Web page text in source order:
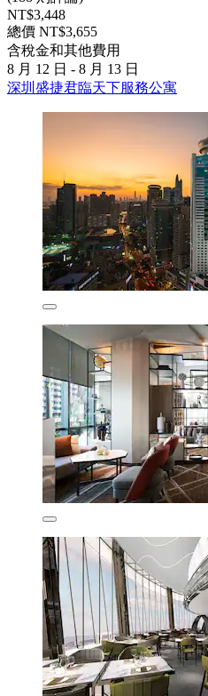
NT$3,448
總價 NT$3,655
含稅金和其他費用
8 月 12 日 - 8 月 13 日
深圳盛捷君臨天下服務公寓